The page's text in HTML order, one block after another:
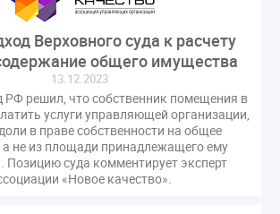
Верховного суда к расчету
общего имущества
13.12.2023
РФ решил, что собственник помещения в
услуги управляющей организации,
в праве собственности на общее
не из площади принадлежащего ему
Позицию суда комментирует эксперт
«Новое качество».